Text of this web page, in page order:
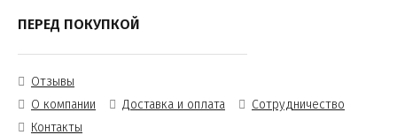
ПЕРЕД ПОКУПКОЙ
Отзывы
О компании
Доставка и оплата
Сотрудничество
Контакты